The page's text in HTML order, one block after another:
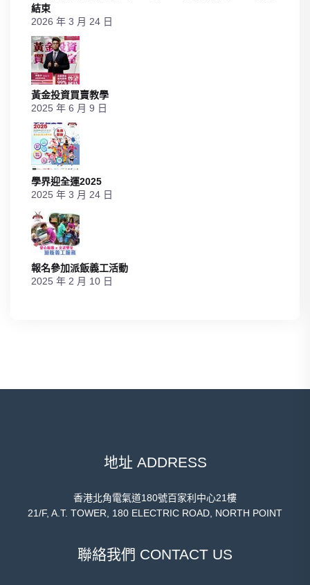
結束
2026 年 3 月 24 日
黃金投資買賣教學
2025 年 6 月 9 日
學界迎全運2025
2025 年 3 月 24 日
​報名參加派飯義工活動
2025 年 2 月 10 日
地址 ADDRESS
香港北角電氣道180號百家利中心21樓
21/F, A.T. TOWER, 180 ELECTRIC ROAD, NORTH POINT
聯絡我們 CONTACT US